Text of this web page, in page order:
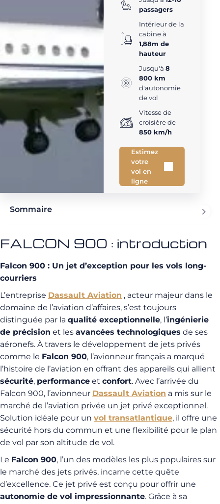
passagers
Intérieur de la
cabine à
1,88m de
hauteur
Jusqu'à 8
800 km
d'autonomie
de vol
Vitesse de
croisière de
850 km/h
Estimez
votre
vol en
ligne
Sommaire
FALCON 900 : introduction
Falcon 900 : Un jet d’exception pour les vols long-
courriers
L’entreprise Dassault Aviation , acteur majeur dans le
domaine de l’aviation d’affaires, s’est toujours
distinguée par la qualité exceptionnelle, l’ingénierie
de précision et les avancées technologiques de ses
aéronefs. À travers le développement de jets privés
comme le Falcon 900, l’avionneur français a marqué
l’histoire de l’aviation en offrant des appareils qui allient
sécurité, performance et confort. Avec l’arrivée du
Falcon 900, l’avionneur Dassault Aviation a mis sur le
marché de l’aviation privée un jet privé exceptionnel.
Solution idéale pour un vol transatlantique, il offre une
sécurité hors du commun et une flexibilité pour le plan
de vol par son altitude de vol.
Le Falcon 900, l’un des modèles les plus populaires sur
le marché des jets privés, incarne cette quête
d’excellence. Ce jet privé est conçu pour offrir une
autonomie de vol impressionnante. Grâce à sa